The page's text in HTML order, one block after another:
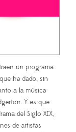
un programa
ha dado, sin
a la música
Y es que
del Siglo XIX,
de artistas